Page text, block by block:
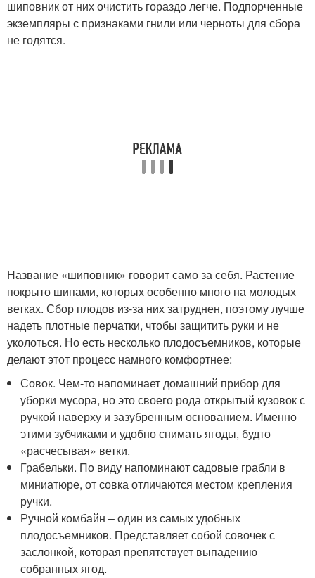
шиповник от них очистить гораздо легче. Подпорченные
экземпляры с признаками гнили или черноты для сбора
не годятся.
Название «шиповник» говорит само за себя. Растение
покрыто шипами, которых особенно много на молодых
ветках. Сбор плодов из-за них затруднен, поэтому лучше
надеть плотные перчатки, чтобы защитить руки и не
уколоться. Но есть несколько плодосъемников, которые
делают этот процесс намного комфортнее:
Совок. Чем-то напоминает домашний прибор для
уборки мусора, но это своего рода открытый кузовок с
ручкой наверху и зазубренным основанием. Именно
этими зубчиками и удобно снимать ягоды, будто
«расчесывая» ветки.
Грабельки. По виду напоминают садовые грабли в
миниатюре, от совка отличаются местом крепления
ручки.
Ручной комбайн – один из самых удобных
плодосъемников. Представляет собой совочек с
заслонкой, которая препятствует выпадению
собранных ягод.